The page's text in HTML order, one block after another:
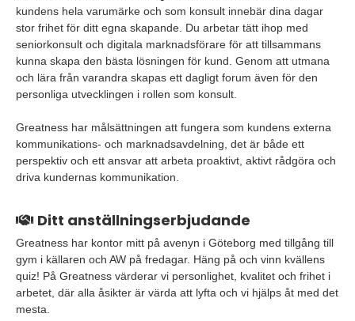
kundens hela varumärke och som konsult innebär dina dagar
stor frihet för ditt egna skapande. Du arbetar tätt ihop med
seniorkonsult och digitala marknadsförare för att tillsammans
kunna skapa den bästa lösningen för kund. Genom att utmana
och lära från varandra skapas ett dagligt forum även för den
personliga utvecklingen i rollen som konsult.
Greatness har målsättningen att fungera som kundens externa
kommunikations- och marknadsavdelning, det är både ett
perspektiv och ett ansvar att arbeta proaktivt, aktivt rådgöra och
driva kundernas kommunikation.
Ditt anställningserbjudande
Greatness har kontor mitt på avenyn i Göteborg med tillgång till
gym i källaren och AW på fredagar. Häng på och vinn kvällens
quiz! På Greatness värderar vi personlighet, kvalitet och frihet i
arbetet, där alla åsikter är värda att lyfta och vi hjälps åt med det
mesta.